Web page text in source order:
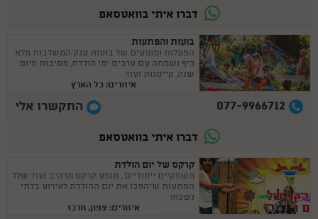
דברו איתי בוואטסאפ
בועות והפתעות
הפעלות ומופעים של בועות ענק המשלבות מלא
כיף ושמחה עם ערכים ימי הולדת, מסיבות סיום
שנה, קייטנות ועוד
איזורים: כל הארץ
077-9966712 התקשרו אלי
דברו איתי בוואטסאפ
קרקס של יום הולדת
משחקיים ייחודיים , מופע קרקס מרהיב ועוד שלל
הפתעות שיהפכו את יום ההולדת לאירוע בלתי
נשכח!
איזורים: צפון, מרכז